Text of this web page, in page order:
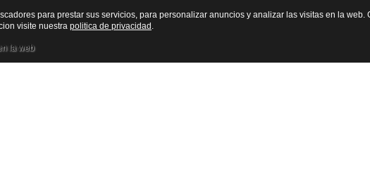
electrónico
para prestar sus servicios, para personalizar anuncios y analizar las visitas en la
visite nuestra politica de privacidad .
la web